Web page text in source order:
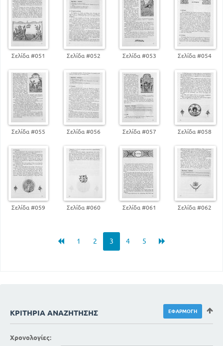
Σελίδα #051 Σελίδα #052 Σελίδα #053 Σελίδα #054
Σελίδα #055 Σελίδα #056 Σελίδα #057 Σελίδα #058
Σελίδα #059 Σελίδα #060 Σελίδα #061 Σελίδα #062
1 2 3 4 5
ΚΡΙΤΉΡΙΑ ΑΝΑΖΉΤΗΣΗΣ
Χρονολογίες: